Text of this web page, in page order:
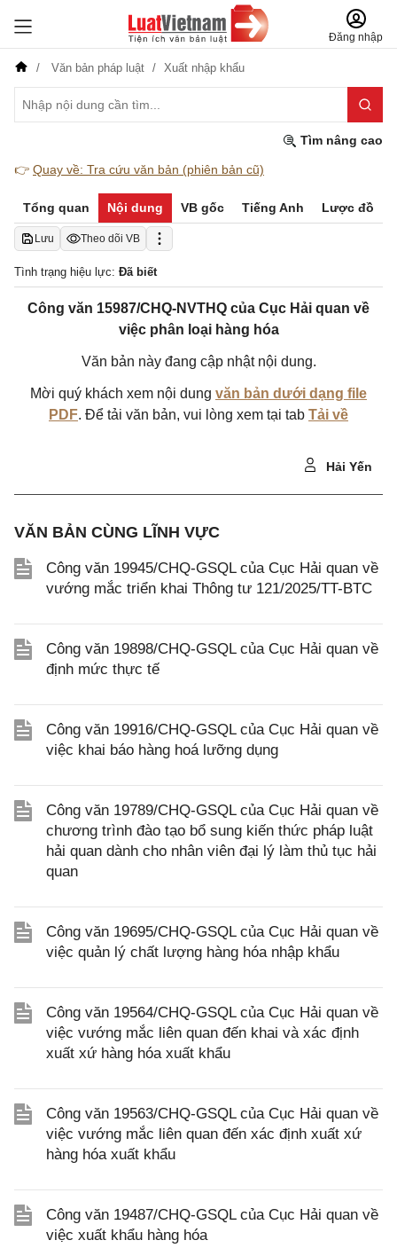
Đăng nhập
Văn bản pháp luật Xuất nhập khẩu
Tìm nâng cao
👉 Quay về: Tra cứu văn bản (phiên bản cũ)
Tổng quan Nội dung VB gốc Tiếng Anh Lược đồ
Lưu Theo dõi VB
Tình trạng hiệu lực: Đã biết
Công văn 15987/CHQ-NVTHQ của Cục Hải quan về
việc phân loại hàng hóa
Văn bản này đang cập nhật nội dung.
Mời quý khách xem nội dung văn bản dưới dạng file
PDF. Để tải văn bản, vui lòng xem tại tab Tải về
Hải Yến
VĂN BẢN CÙNG LĨNH VỰC
Công văn 19945/CHQ-GSQL của Cục Hải quan về
vướng mắc triển khai Thông tư 121/2025/TT-BTC
Công văn 19898/CHQ-GSQL của Cục Hải quan về
định mức thực tế
Công văn 19916/CHQ-GSQL của Cục Hải quan về
việc khai báo hàng hoá lưỡng dụng
Công văn 19789/CHQ-GSQL của Cục Hải quan về
chương trình đào tạo bổ sung kiến thức pháp luật
hải quan dành cho nhân viên đại lý làm thủ tục hải
quan
Công văn 19695/CHQ-GSQL của Cục Hải quan về
việc quản lý chất lượng hàng hóa nhập khẩu
Công văn 19564/CHQ-GSQL của Cục Hải quan về
việc vướng mắc liên quan đến khai và xác định
xuất xứ hàng hóa xuất khẩu
Công văn 19563/CHQ-GSQL của Cục Hải quan về
việc vướng mắc liên quan đến xác định xuất xứ
hàng hóa xuất khẩu
Công văn 19487/CHQ-GSQL của Cục Hải quan về
việc xuất khẩu hàng hóa